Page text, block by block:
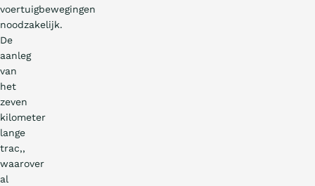
voertuigbewegingen
noodzakelijk.
De
aanleg
van
het
zeven
kilometer
lange
trac‚,
waarover
al